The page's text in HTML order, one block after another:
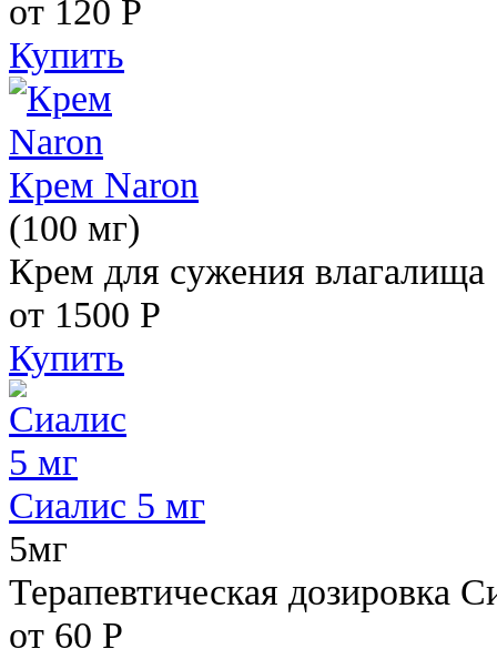
от 120 Р
Купить
Крем Naron
(100 мг)
Крем для сужения влагалища
от 1500 Р
Купить
Сиалис 5 мг
5мг
Терапевтическая дозировка
от 60 Р